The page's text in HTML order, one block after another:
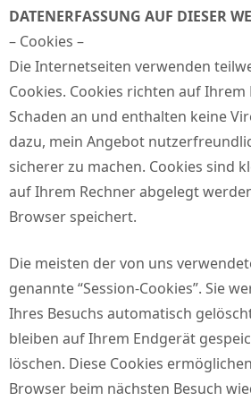
DATENERFASSUNG AUF DIESER
– Cookies –
Die Internetseiten verwenden
Cookies. Cookies richten auf Ihrem
Schaden an und enthalten keine
dazu, mein Angebot
sicherer zu machen. Cookies sind
auf Ihrem Rechner abgelegt
Browser speichert.
Die meisten der von uns
genannte “Session-Cookies”. Sie
Ihres Besuchs automatisch
bleiben auf Ihrem Endgerät
löschen. Diese Cookies
Browser beim nächsten Besuch